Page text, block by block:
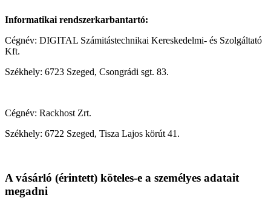
Informatikai rendszerkarbantartó:
Cégnév: DIGITAL Számitástechnikai Kereskedelmi- és Szolgáltató
Kft.
Székhely: 6723 Szeged, Csongrádi sgt. 83.
Cégnév: Rackhost Zrt.
Székhely: 6722 Szeged, Tisza Lajos körút 41.
A vásárló (érintett) köteles-e a személyes adatait
megadni